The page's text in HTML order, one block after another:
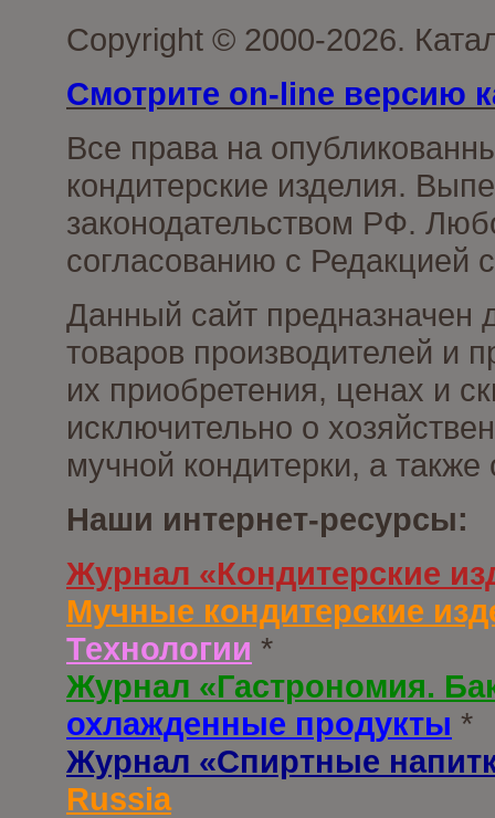
Copyright © 2000-2026.
Смотрите on-line версию
Все права на
кондитерские изделия.
законодательством РФ.
согласованию с Редакцией
Данный сайт предназначен
товаров производителей и
их приобретения, ценах и
исключительно о
мучной кондитерки, а
Наши интернет-ресурсы:
Журнал «Кондитерские
Мучные кондитерские
Технологии *
Журнал «Гастрономия.
охлажденные продукты *
Журнал «Спиртные
Russia